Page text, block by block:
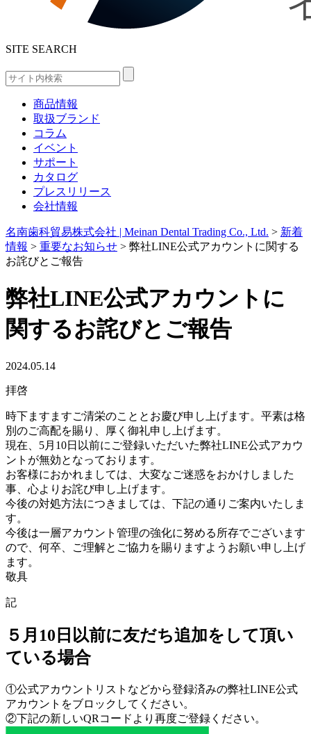
SITE SEARCH
商品情報
取扱ブランド
コラム
イベント
サポート
カタログ
プレスリリース
会社情報
名南歯科貿易株式会社 | Meinan Dental Trading Co., Ltd. > 新着
情報 > 重要なお知らせ > 弊社LINE公式アカウントに関する
お詫びとご報告
弊社LINE公式アカウントに
関するお詫びとご報告
2024.05.14
拝啓
時下ますますご清栄のこととお慶び申し上げます。平素は格
別のご高配を賜り、厚く御礼申し上げます。
現在、5月10日以前にご登録いただいた弊社LINE公式アカウ
ントが無効となっております。
お客様におかれましては、大変なご迷惑をおかけしました
事、心よりお詫び申し上げます。
今後の対処方法につきましては、下記の通りご案内いたしま
す。
今後は一層アカウント管理の強化に努める所存でございます
ので、何卒、ご理解とご協力を賜りますようお願い申し上げ
ます。
敬具
記
５月10日以前に友だち追加をして頂い
ている場合
①公式アカウントリストなどから登録済みの弊社LINE公式
アカウントをブロックしてください。
②下記の新しいQRコードより再度ご登録ください。